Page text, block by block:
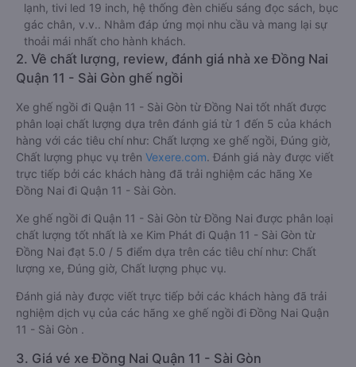
lạnh, tivi led 19 inch, hệ thống đèn chiếu sáng đọc sách, bục
gác chân, v.v.. Nhằm đáp ứng mọi nhu cầu và mang lại sự
thoải mái nhất cho hành khách.
2. Về chất lượng, review, đánh giá nhà xe Đồng Nai
Quận 11 - Sài Gòn ghế ngồi
Xe ghế ngồi đi Quận 11 - Sài Gòn từ Đồng Nai tốt nhất được
phân loại chất lượng dựa trên đánh giá từ 1 đến 5 của khách
hàng với các tiêu chí như: Chất lượng xe ghế ngồi, Đúng giờ,
Chất lượng phục vụ trên Vexere.com. Đánh giá này được viết
trực tiếp bởi các khách hàng đã trải nghiệm các hãng Xe
Đồng Nai đi Quận 11 - Sài Gòn.
Xe ghế ngồi đi Quận 11 - Sài Gòn từ Đồng Nai được phân loại
chất lượng tốt nhất là xe Kim Phát đi Quận 11 - Sài Gòn từ
Đồng Nai đạt 5.0 / 5 điểm dựa trên các tiêu chí như: Chất
lượng xe, Đúng giờ, Chất lượng phục vụ.
Đánh giá này được viết trực tiếp bởi các khách hàng đã trải
nghiệm dịch vụ của các hãng xe ghế ngồi đi Đồng Nai Quận
11 - Sài Gòn .
3. Giá vé xe Đồng Nai Quận 11 - Sài Gòn